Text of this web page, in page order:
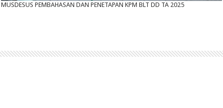
MUSDESUS PEMBAHASAN DAN PENETAPAN KPM BLT DD TA 2025